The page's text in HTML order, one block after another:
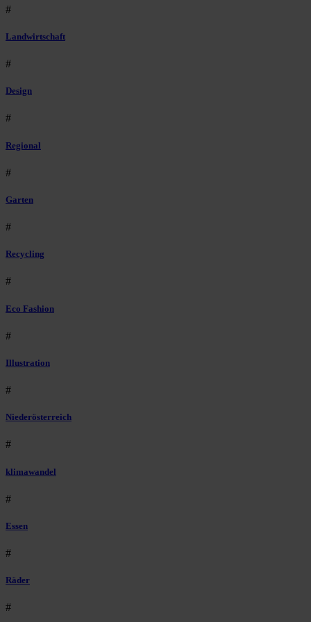
#
Landwirtschaft
#
Design
#
Regional
#
Garten
#
Recycling
#
Eco Fashion
#
Illustration
#
Niederösterreich
#
klimawandel
#
Essen
#
Räder
#